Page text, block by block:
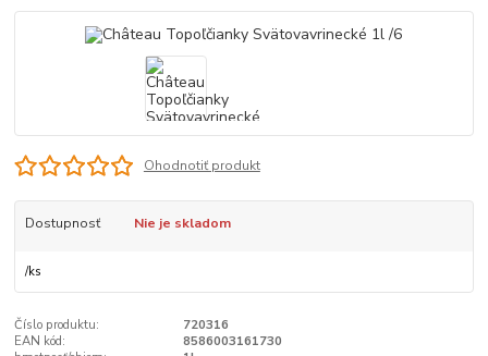
Ohodnotiť produkt
Dostupnosť Nie je skladom
/ks
Číslo produktu:
720316
EAN kód:
8586003161730